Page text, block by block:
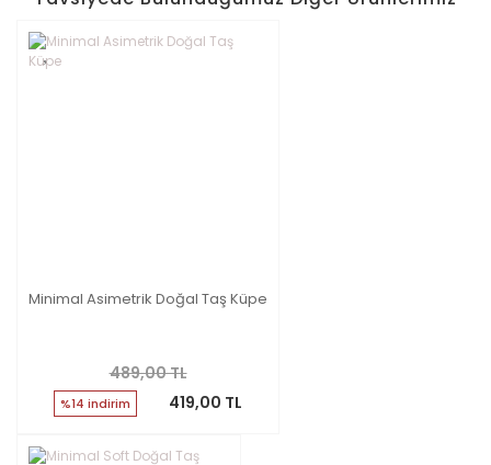
Minimal Asimetrik Doğal Taş Küpe
489,00 TL
%14 indirim 419,00 TL